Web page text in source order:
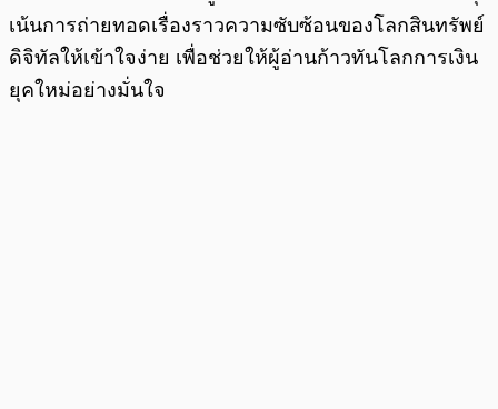
เน้นการถ่ายทอดเรื่องราวความซับซ้อนของโลกสินทรัพย์
ดิจิทัลให้เข้าใจง่าย เพื่อช่วยให้ผู้อ่านก้าวทันโลกการเงิน
ยุคใหม่อย่างมั่นใจ